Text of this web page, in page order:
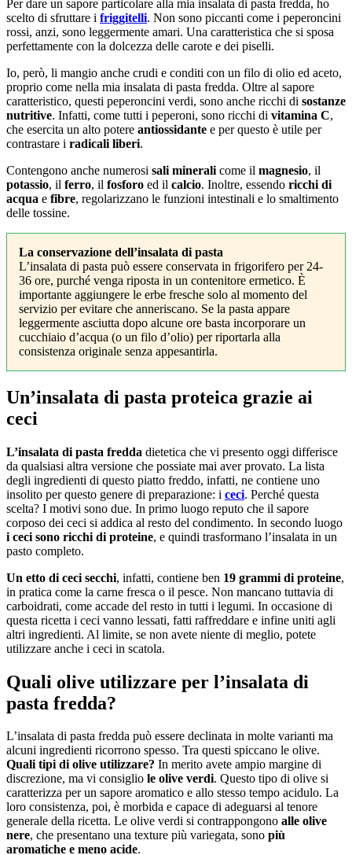
Per dare un sapore particolare alla mia insalata di pasta fredda, ho
scelto di sfruttare i friggitelli. Non sono piccanti come i peperoncini
rossi, anzi, sono leggermente amari. Una caratteristica che si sposa
perfettamente con la dolcezza delle carote e dei piselli.
Io, però, li mangio anche crudi e conditi con un filo di olio ed aceto,
proprio come nella mia insalata di pasta fredda. Oltre al sapore
caratteristico, questi peperoncini verdi, sono anche ricchi di sostanze
nutritive. Infatti, come tutti i peperoni, sono ricchi di vitamina C,
che esercita un alto potere antiossidante e per questo è utile per
contrastare i radicali liberi.
Contengono anche numerosi sali minerali come il magnesio, il
potassio, il ferro, il fosforo ed il calcio. Inoltre, essendo ricchi di
acqua e fibre, regolarizzano le funzioni intestinali e lo smaltimento
delle tossine.
La conservazione dell’insalata di pasta
L’insalata di pasta può essere conservata in frigorifero per 24-
36 ore, purché venga riposta in un contenitore ermetico. È
importante aggiungere le erbe fresche solo al momento del
servizio per evitare che anneriscano. Se la pasta appare
leggermente asciutta dopo alcune ore basta incorporare un
cucchiaio d’acqua (o un filo d’olio) per riportarla alla
consistenza originale senza appesantirla.
Un’insalata di pasta proteica grazie ai
ceci
L’insalata di pasta fredda dietetica che vi presento oggi differisce
da qualsiasi altra versione che possiate mai aver provato. La lista
degli ingredienti di questo piatto freddo, infatti, ne contiene uno
insolito per questo genere di preparazione: i ceci. Perché questa
scelta? I motivi sono due. In primo luogo reputo che il sapore
corposo dei ceci si addica al resto del condimento. In secondo luogo
i ceci sono ricchi di proteine, e quindi trasformano l’insalata in un
pasto completo.
Un etto di ceci secchi, infatti, contiene ben 19 grammi di proteine,
in pratica come la carne fresca o il pesce. Non mancano tuttavia di
carboidrati, come accade del resto in tutti i legumi. In occasione di
questa ricetta i ceci vanno lessati, fatti raffreddare e infine uniti agli
altri ingredienti. Al limite, se non avete niente di meglio, potete
utilizzare anche i ceci in scatola.
Quali olive utilizzare per l’insalata di
pasta fredda?
L’insalata di pasta fredda può essere declinata in molte varianti ma
alcuni ingredienti ricorrono spesso. Tra questi spiccano le olive.
Quali tipi di olive utilizzare? In merito avete ampio margine di
discrezione, ma vi consiglio le olive verdi. Questo tipo di olive si
caratterizza per un sapore aromatico e allo stesso tempo acidulo. La
loro consistenza, poi, è morbida e capace di adeguarsi al tenore
generale della ricetta. Le olive verdi si contrappongono alle olive
nere, che presentano una texture più variegata, sono più
aromatiche e meno acide.